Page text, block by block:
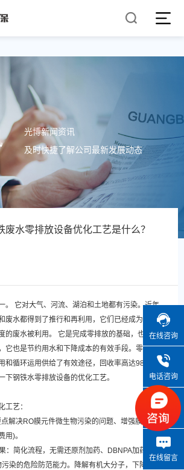
光博新闻资讯
及时快捷了解公司最新发展动态
废水零排放设备优化工艺是什么？
。 它对大气、河流、湖泊和土地都有污染。近年
废水都得到了推行和再利用，它们已经成为可用的资
的废水被利用。 它是完成零排放的基础，也是削减
它也是节约用水和下降成本的有效手段。零排放处理
和循环运用供给了有效途径，回收率高达98%。下
下钢铁水零排放设备的优化工艺。
工艺：
解决RO膜元件微生物污染的问题、增强膜的运用寿
用)。
：简化流程，无需还原剂加药、DBNPA加药、出水
染的危险防范能力。降解有机大分子，下降COD，
在线咨询
电话咨询
微信咨询
在线留言